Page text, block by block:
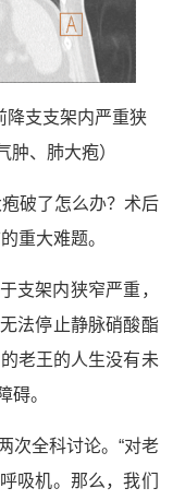
降支支架内严重狭
肿、肺大疱）
破了怎么办？术后
重大难题。
支架内狭窄严重，
法停止静脉硝酸酯
老王的人生没有未
碍。
次全科讨论。“对老
吸机。那么，我们